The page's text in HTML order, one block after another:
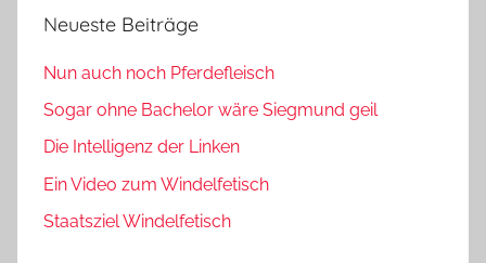
Neueste Beiträge
Nun auch noch Pferdefleisch
Sogar ohne Bachelor wäre Siegmund geil
Die Intelligenz der Linken
Ein Video zum Windelfetisch
Staatsziel Windelfetisch